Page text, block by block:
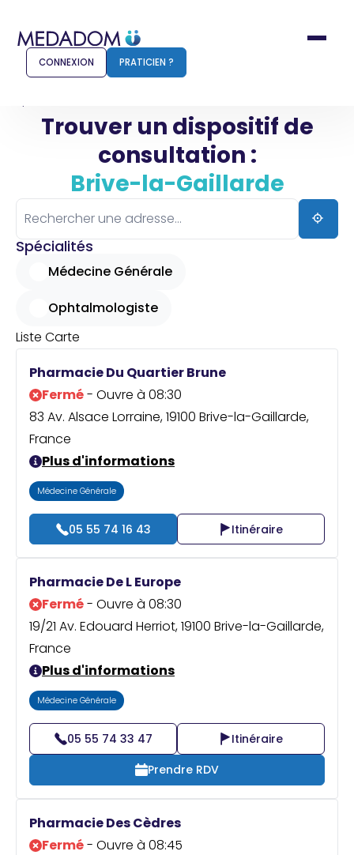
Comment ça marche ?
Pharmacien
Connexion
Praticien ?
CONNEXION PRATICIEN ?
Trouver un dispositif de
consultation :
Brive-la-Gaillarde
Spécialités
Médecine Générale
Ophtalmologiste
Liste Carte
Pharmacie Du Quartier Brune
Fermé- Ouvre à 08:30
83 Av. Alsace Lorraine, 19100 Brive-la-Gaillarde,
France
Plus d'informations
Médecine Générale
05 55 74 16 43 Itinéraire
Pharmacie De L Europe
Fermé- Ouvre à 08:30
19/21 Av. Edouard Herriot, 19100 Brive-la-Gaillarde,
France
Plus d'informations
Médecine Générale
05 55 74 33 47
Itinéraire
Prendre RDV
Pharmacie Des Cèdres
Fermé- Ouvre à 08:45